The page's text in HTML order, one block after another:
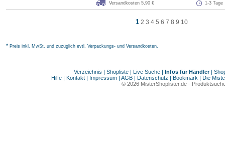
Versandkosten 5,90 € 1-3 Tage
1 2 3 4 5 6 7 8 9 10
* Preis inkl. MwSt. und zuzüglich evtl. Verpackungs- und Versandkosten.
Verzeichnis | Shopliste| Live Suche| Infos für Händler|
Hilfe | Kontakt | Impressum | AGB | Datenschutz | Bookmark | Die
© 2026 MisterShoplister.de-